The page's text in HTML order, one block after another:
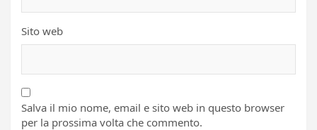
Sito web
Salva il mio nome, email e sito web in questo browser
per la prossima volta che commento.